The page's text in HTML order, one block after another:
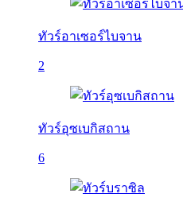
ทัวร์อาเซอร์ไบจาน
2
ทัวร์อุซเบกิสถาน
6